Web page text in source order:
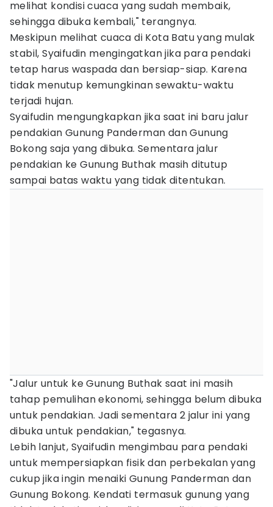
melihat kondisi cuaca yang sudah membaik,
sehingga dibuka kembali," terangnya.
Meskipun melihat cuaca di Kota Batu yang mulak
stabil, Syaifudin mengingatkan jika para pendaki
tetap harus waspada dan bersiap-siap. Karena
tidak menutup kemungkinan sewaktu-waktu
terjadi hujan.
Syaifudin mengungkapkan jika saat ini baru jalur
pendakian Gunung Panderman dan Gunung
Bokong saja yang dibuka. Sementara jalur
pendakian ke Gunung Buthak masih ditutup
sampai batas waktu yang tidak ditentukan.
"Jalur untuk ke Gunung Buthak saat ini masih
tahap pemulihan ekonomi, sehingga belum dibuka
untuk pendakian. Jadi sementara 2 jalur ini yang
dibuka untuk pendakian," tegasnya.
Lebih lanjut, Syaifudin mengimbau para pendaki
untuk mempersiapkan fisik dan perbekalan yang
cukup jika ingin menaiki Gunung Panderman dan
Gunung Bokong. Kendati termasuk gunung yang